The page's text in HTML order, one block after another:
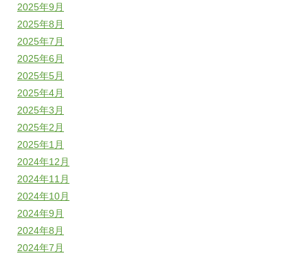
2025年9月
2025年8月
2025年7月
2025年6月
2025年5月
2025年4月
2025年3月
2025年2月
2025年1月
2024年12月
2024年11月
2024年10月
2024年9月
2024年8月
2024年7月